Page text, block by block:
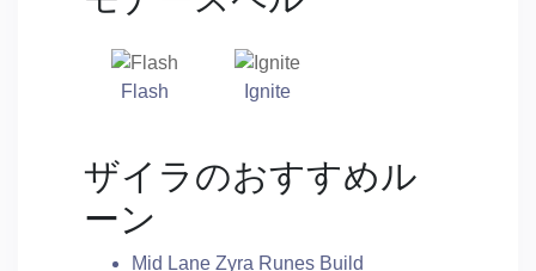
Flash Ignite
ザイラのおすすめル
ーン
Mid Lane Zyra Runes Build